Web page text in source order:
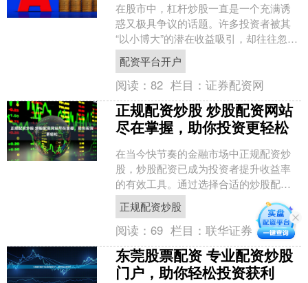
在股市中，杠杆炒股一直是一个充满诱
惑又极具争议的话题。许多投资者被其
“以小博大”的潜在收益吸引，却往往忽略
了背后隐藏的巨大风险。那么配资平台
开户，杠杆炒股究竟风....
配资平台开户
阅读：82 栏目：证券配资网
正规配资炒股 炒股配资网站
尽在掌握，助你投资更轻松
在当今快节奏的金融市场中正规配资炒
股，炒股配资已成为投资者提升收益率
的有效工具。通过选择合适的炒股配资
网站，投资者可以轻松获得资金杠杆，
扩大投资规模，从而获得更....
正规配资炒股
阅读：69 栏目：联华证券
东莞股票配资 专业配资炒股
门户，助你轻松投资获利